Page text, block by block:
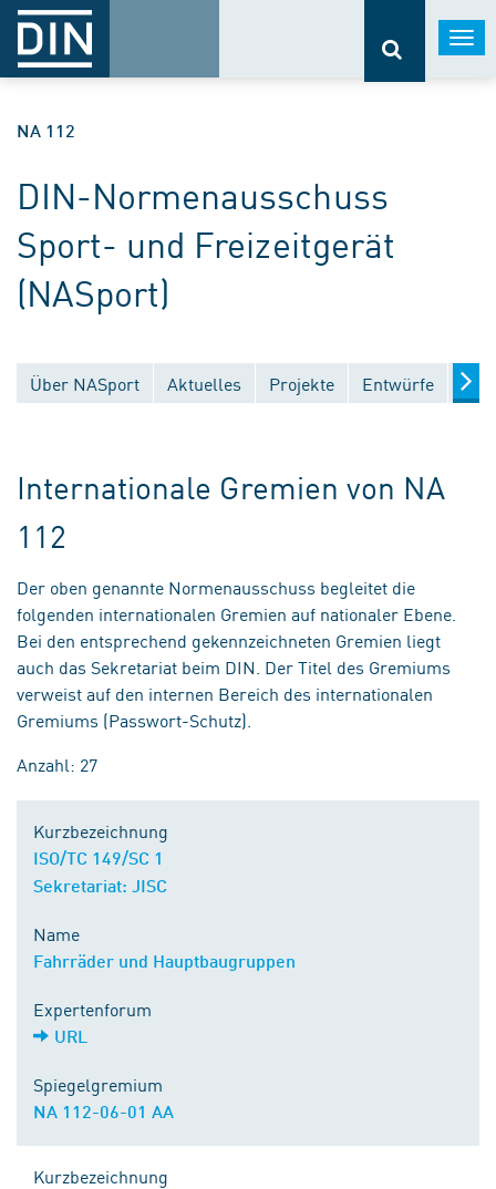
NA 112
DIN-Normenausschuss
Sport- und Freizeitgerät
(NASport)
Über NASport Aktuelles Projekte Entwürfe
Internationale Gremien von NA
112
Der oben genannte Normenausschuss begleitet die
folgenden internationalen Gremien auf nationaler Ebene.
Bei den entsprechend gekennzeichneten Gremien liegt
auch das Sekretariat beim DIN. Der Titel des Gremiums
verweist auf den internen Bereich des internationalen
Gremiums (Passwort-Schutz).
Anzahl: 27
Kurzbezeichnung
ISO/TC 149/SC 1
Sekretariat: JISC
Name
Fahrräder und Hauptbaugruppen
Expertenforum
URL
Spiegelgremium
NA 112-06-01 AA
Kurzbezeichnung